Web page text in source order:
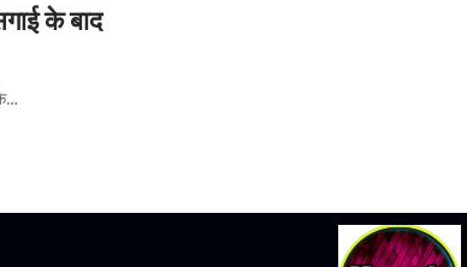
के बाद
…